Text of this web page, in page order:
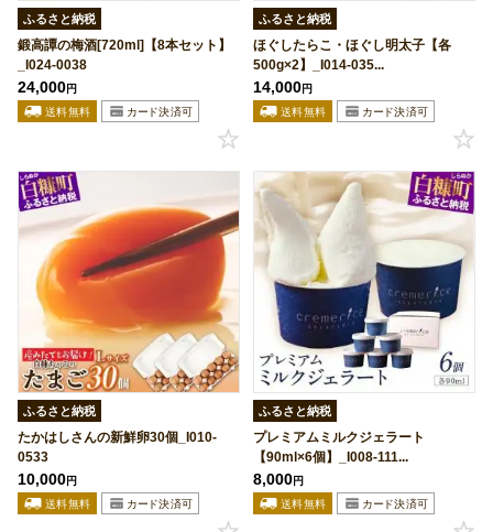
ふるさと納税
鍛高譚の梅酒[720ml]【8本セット】
_I024-0038
24,000円
ふるさと納税
ほぐしたらこ・ほぐし明太子【各
500g×2】_I014-035...
14,000円
ふるさと納税
たかはしさんの新鮮卵30個_I010-
0533
10,000円
ふるさと納税
プレミアムミルクジェラート
【90ml×6個】_I008-111...
8,000円